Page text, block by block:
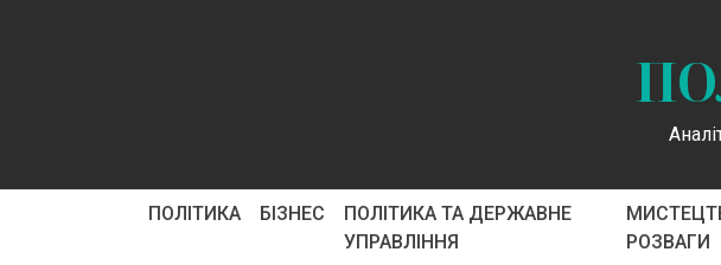
ПОЛІТИКА БІЗНЕС
ПОЛІТИКА ТА ДЕРЖАВНЕ
УПРАВЛІННЯ
РОЗВАГИ